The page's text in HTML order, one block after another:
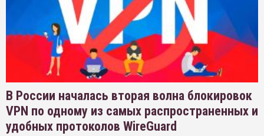
В России началась вторая волна блокировок
VPN по одному из самых распространенных и
удобных протоколов WireGuard